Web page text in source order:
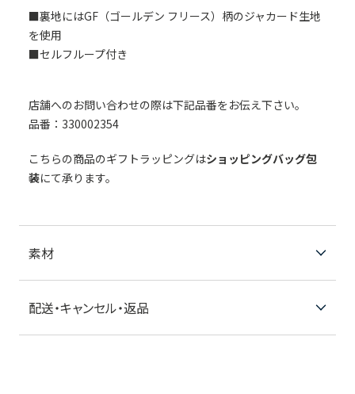
■裏地にはGF（ゴールデン フリース）柄のジャカード生地
を使用
■セルフループ付き
店舗へのお問い合わせの際は下記品番をお伝え下さい。
品番：330002354
こちらの商品のギフトラッピングはショッピングバッグ包
装にて承ります。
素材
配送・キャンセル・返品